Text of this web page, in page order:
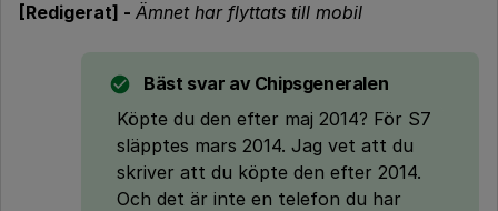
[Redigerat] - Ämnet har flyttats till mobil
Bäst svar av Chipsgeneralen
Köpte du den efter maj 2014? För S7
släpptes mars 2014. Jag vet att du
skriver att du köpte den efter 2014.
Och det är inte en telefon du har